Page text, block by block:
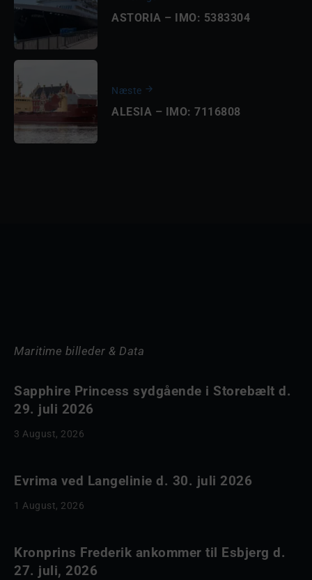
ASTORIA – IMO: 5383304
Næste
ALESIA – IMO: 7116808
Maritime billeder & Data
Sapphire Princess sydgående i Storebælt d.
29. juli 2026
3 August, 2026
Evrima ved Langelinie d. 30. juli 2026
1 August, 2026
Kronprins Frederik ankommer til Esbjerg d.
27. juli, 2026